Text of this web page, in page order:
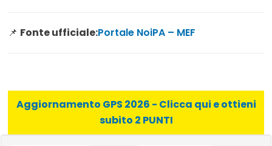
📌 Fonte ufficiale:Portale NoiPA – MEF
Aggiornamento GPS 2026 - Clicca qui e ottieni
subito 2 PUNTI